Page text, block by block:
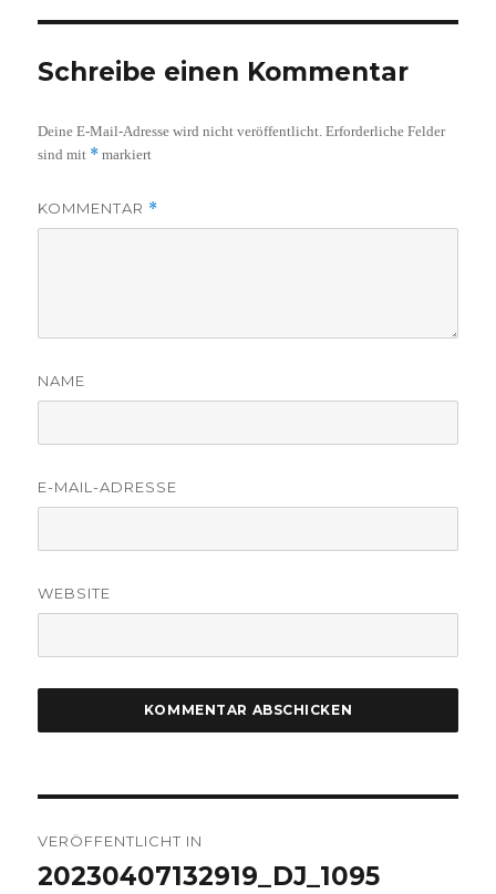
Schreibe einen Kommentar
Deine E-Mail-Adresse wird nicht veröffentlicht. Erforderliche Felder
sind mit * markiert
KOMMENTAR *
NAME
E-MAIL-ADRESSE
WEBSITE
VERÖFFENTLICHT IN
20230407132919_DJ_1095